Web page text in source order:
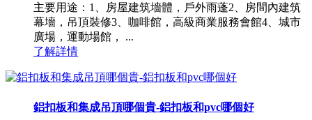
主要用途：1、房屋建筑墻體，戶外雨蓬2、房間內建筑
幕墻，吊頂裝修3、咖啡館，高級商業服務會館4、城市
廣場，運動場館， ...
了解詳情
鋁扣板和集成吊頂哪個貴-鋁扣板和pvc哪個好